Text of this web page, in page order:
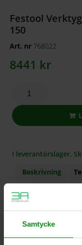
Samtycke
Festool
150
Art. nr 768022
8441 kr
I leverantörslager.
Beskrivning
Egenskaper
För RG 150.
För material
betong, lim